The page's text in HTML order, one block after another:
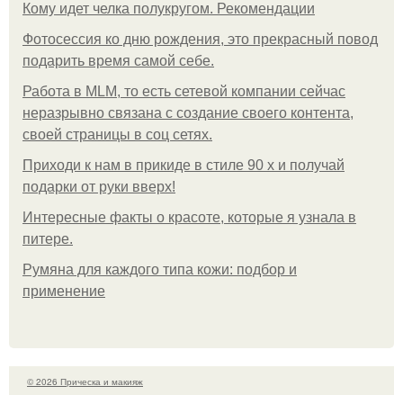
Кому идет челка полукругом. Рекомендации
Фотосессия ко дню рождения, это прекрасный повод
подарить время самой себе.
Работа в MLM, то есть сетевой компании сейчас
неразрывно связана с создание своего контента,
своей страницы в соц сетях.
Приходи к нам в прикиде в стиле 90 х и получай
подарки от руки вверх!
Интересные факты о красоте, которые я узнала в
питере.
Румяна для каждого типа кожи: подбор и
применение
© 2026 Прическа и макияж